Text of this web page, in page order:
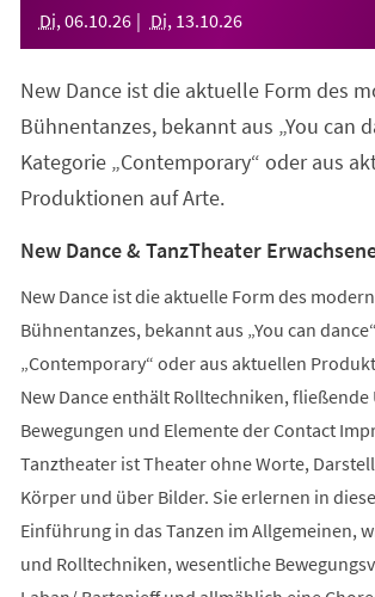
Di, 06.10.26 Di, 13.10.26
New Dance ist die aktuelle Form des
Bühnentanzes, bekannt aus „You can
Kategorie „Contemporary“ oder aus
Produktionen auf Arte.
New Dance & TanzTheater
New Dance ist die aktuelle Form des
Bühnentanzes, bekannt aus „You can
„Contemporary“ oder aus aktuellen
New Dance enthält Rolltechniken, fließende
Bewegungen und Elemente der Contact
Tanztheater ist Theater ohne Worte,
Körper und über Bilder. Sie erlernen in
Einführung in das Tanzen im Allgemeinen,
und Rolltechniken, wesentliche